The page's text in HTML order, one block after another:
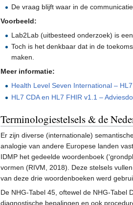
De vraag blijft waar in de
Voorbeeld:
Lab2Lab (uitbesteed onderzoek) is
Toch is het denkbaar dat in de
maken.
Meer informatie:
Health Level Seven International –
HL7 CDA en HL7 FHIR v1.1 –
Terminologiestelsels & de
Er zijn diverse (internationale)
analogie van andere Europese landen
IDMP het gedeelde woordenboek
vormen (RIVM, 2018). Deze stelsels
van deze drie woordenboeken werd
De NHG-Tabel 45, oftewel de NHG-
diagnostische bepalingen en ook